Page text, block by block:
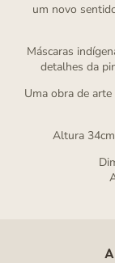
um novo
Máscaras
detalhes da
Uma obra de
Altura